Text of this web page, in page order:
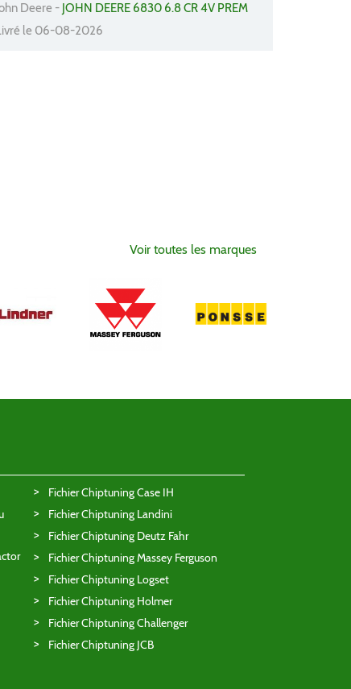
Deere - JOHN DEERE 6830 6.8 CR 4V PREM
le 06-08-2026
Voir toutes les marques
Fichier Chiptuning Case IH
Fichier Chiptuning Landini
Fichier Chiptuning Deutz Fahr
Fichier Chiptuning Massey Ferguson
Fichier Chiptuning Logset
Fichier Chiptuning Holmer
Fichier Chiptuning Challenger
Fichier Chiptuning JCB